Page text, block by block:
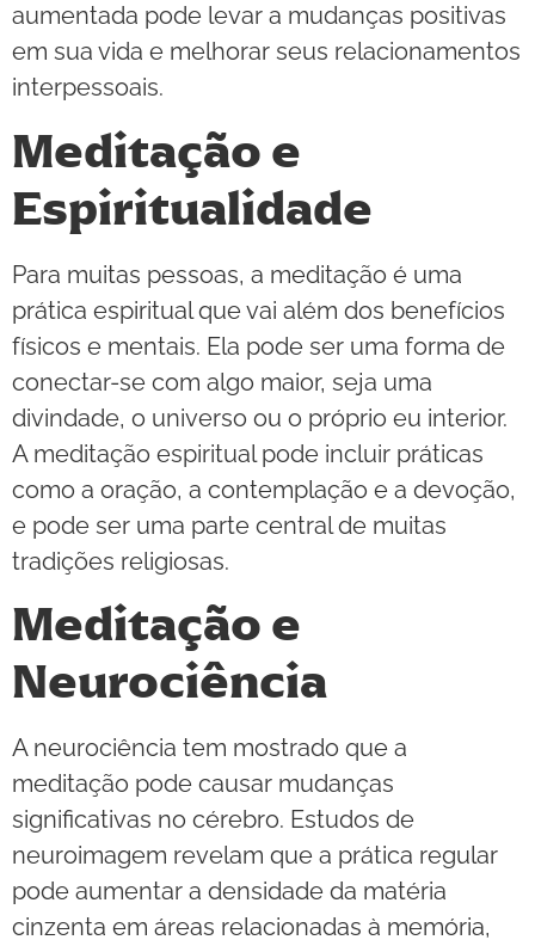
aumentada pode levar a mudanças positivas
em sua vida e melhorar seus relacionamentos
interpessoais.
Meditação e
Espiritualidade
Para muitas pessoas, a meditação é uma
prática espiritual que vai além dos benefícios
físicos e mentais. Ela pode ser uma forma de
conectar-se com algo maior, seja uma
divindade, o universo ou o próprio eu interior.
A meditação espiritual pode incluir práticas
como a oração, a contemplação e a devoção,
e pode ser uma parte central de muitas
tradições religiosas.
Meditação e
Neurociência
A neurociência tem mostrado que a
meditação pode causar mudanças
significativas no cérebro. Estudos de
neuroimagem revelam que a prática regular
pode aumentar a densidade da matéria
cinzenta em áreas relacionadas à memória,